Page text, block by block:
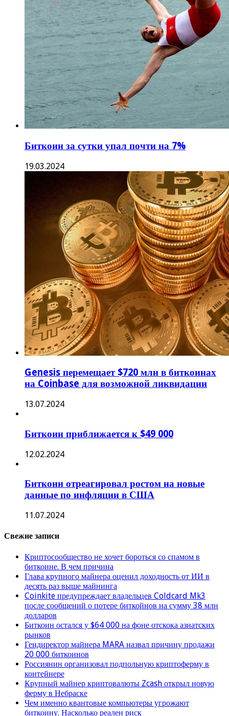
Биткоин за сутки упал почти на 7%
19.03.2024
Genesis перемещает $720 млн в биткоинах
на Coinbase для возможной ликвидации
13.07.2024
Биткоин приближается к $49 000
12.02.2024
Биткоин отреагировал ростом на новые
данные по инфляции в США
11.07.2024
Свежие записи
Криптосообщество не хочет бороться со спамом в
биткоине. В чем причина
Глава крупного майнера оценил доходность от ИИ в
десять раз выше майнинга
Coinkite предупреждает владельцев Coldcard Mk3
после сообщений о потере биткойнов на сумму 38 млн
долларов
Биткоин остался у $64 000 на фоне отскока азиатских
рынков
Гендиректор майнера MARA назвал причину продажи
20 000 биткоинов
Россиянин организовал подпольную криптоферму в
контейнере
Крупный майнер криптовалюты Zcash открыл новую
ферму в Небраске
Чем именно квантовые компьютеры угрожают
биткоину. Насколько реален риск